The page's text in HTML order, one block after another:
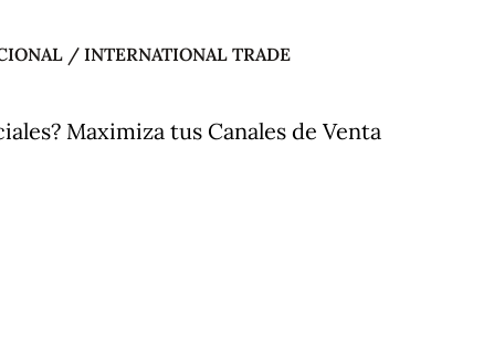
/ INTERNATIONAL TRADE
Maximiza tus Canales de Venta